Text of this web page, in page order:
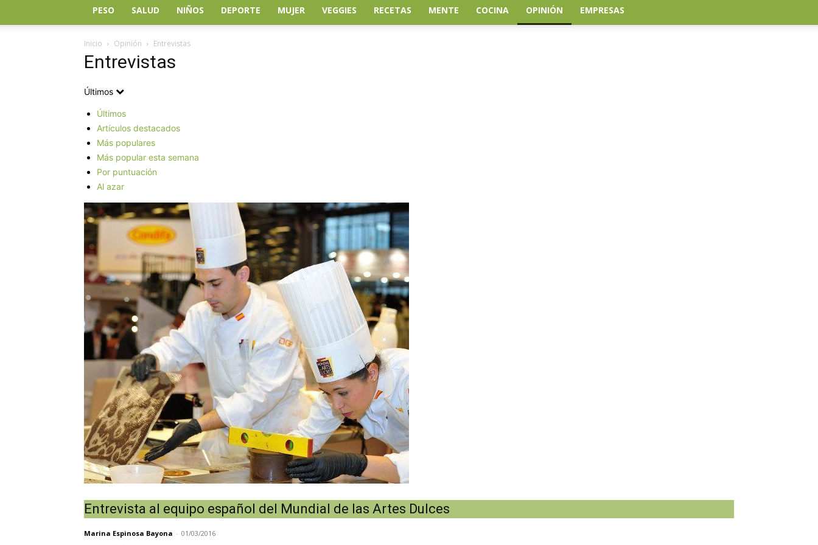
PESO SALUD NIÑOS DEPORTE MUJER VEGGIES RECETAS MENTE COCINA OPINIÓN EMPRESAS
Inicio Opinión Entrevistas
Entrevistas
Últimos
Últimos
Artículos destacados
Más populares
Más popular esta semana
Por puntuación
Al azar
Entrevista al equipo español del Mundial de las Artes Dulces
Marina Espinosa Bayona - 01/03/2016